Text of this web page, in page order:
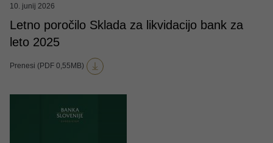
10. junij 2026
Letno poročilo Sklada za likvidacijo bank za
leto 2025
Prenesi (PDF 0,55MB)